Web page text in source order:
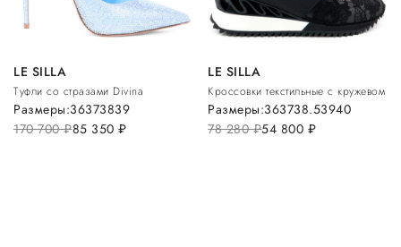
LE SILLA
Туфли со стразами Divina
170 700руб.85 350 руб.
Размеры:36373839
LE SILLA
Кроссовки текстильные с кружевом
78 280руб.54 800 руб.
Размеры:363738.53940